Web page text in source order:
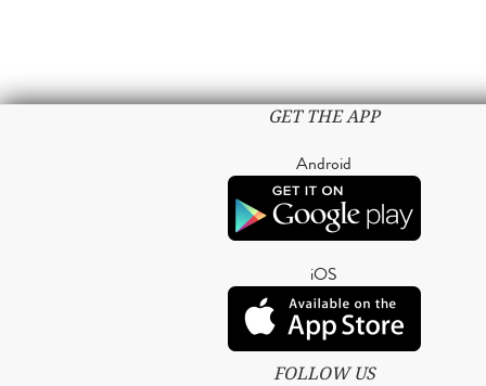
GET THE APP
Android
iOS
FOLLOW US